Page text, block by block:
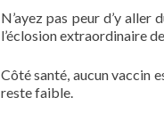
N’ayez pas peur d’y aller
l’éclosion extraordinaire
Côté santé, aucun vaccin
reste faible.